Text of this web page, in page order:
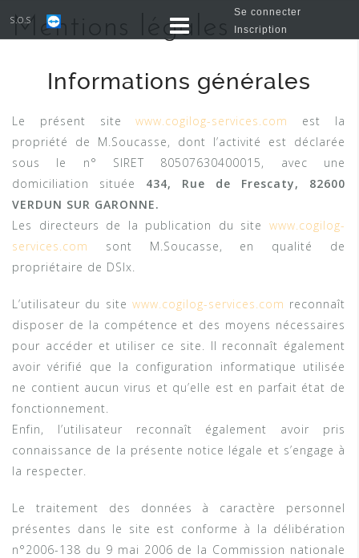
S.O.S
Se connecter
Inscription
Mentions légales
Informations générales
Le présent sitewww.cogilog-services.com
est la
propriété de M.Soucasse, dont l’activité est déclarée
sous le n° SIRET 80507630400015, avec une
domiciliation située 434, Rue de Frescaty, 82600
VERDUN SUR GARONNE.
Les directeurs de la publication du site www.cogilog-
services.com
sont M.Soucasse, en qualité de
propriétaire de DSIx.
L’utilisateur du site www.cogilog-services.com reconnaît
disposer de la compétence et des moyens nécessaires
pour accéder et utiliser ce site. Il reconnaît également
avoir vérifié que la configuration informatique utilisée
ne contient aucun virus et qu’elle est en parfait état de
fonctionnement.
Enfin, l’utilisateur reconnaît également avoir pris
connaissance de la présente notice légale et s’engage à
la respecter.
Le traitement des données à caractère personnel
présentes dans le site est conforme à la délibération
n°2006-138 du 9 mai 2006 de la Commission nationale